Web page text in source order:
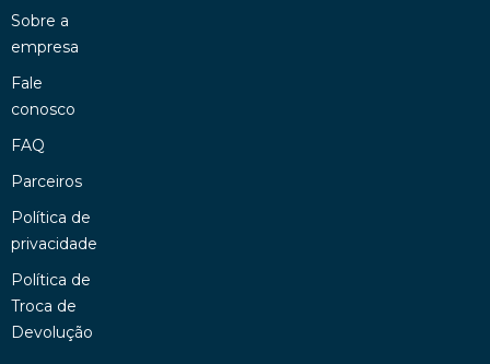
Sobre a
empresa
Fale
conosco
FAQ
Parceiros
Política de
privacidade
Política de
Troca de
Devolução